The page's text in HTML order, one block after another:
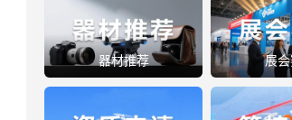
器材推荐 展